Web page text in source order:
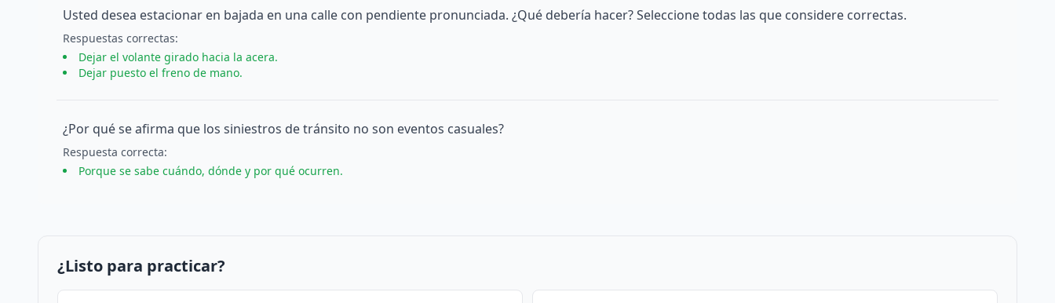
Usted desea estacionar en bajada en una calle con pendiente pronunciada. ¿Qué debería hacer? Seleccione todas las que considere correctas.
Respuestas correctas:
Dejar el volante girado hacia la acera.
Dejar puesto el freno de mano.
¿Por qué se afirma que los siniestros de tránsito no son eventos casuales?
Respuesta correcta:
Porque se sabe cuándo, dónde y por qué ocurren.
¿Listo para practicar?